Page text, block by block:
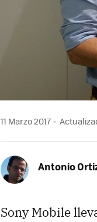
11 Marzo 2017
Antonio
Sony Mobile